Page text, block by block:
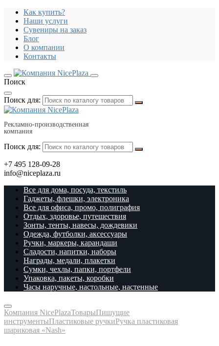
Как купить?
Наши услуги
Сувениры на заказ
Блог
О компании
Контакты
Поиск
Поиск для:
Рекламно-производственная
компания
Поиск для:
+7 495 128-09-28
info@niceplaza.ru
Все для дома, посуда, текстиль
Гаджеты, флешки, электроника
Все для офиса, промо, полиграфия
Отдых, здоровье, путешествия
Зонты, тенты, навесы, дождевики
Одежда, футболки, аксессуары
Ручки, маркеры, карандаши
Сладости, напитки, наборы
Награды, медали, плакетки
Сумки, чехлы, папки, портфели
Упаковка, пакеты, коробки
Часы наручные, настольные, настенные
Компания NicePlazaТоварыПишущие
инструментыПластиковые ручкиРучка пластиковая
шариковая «Nash»